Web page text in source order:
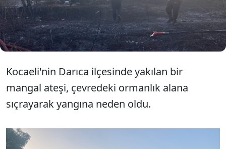
oldu.
Kocaeli'nin Darıca ilçesinde yakılan bir
mangal ateşi, çevredeki ormanlık alana
sıçrayarak yangına neden oldu.